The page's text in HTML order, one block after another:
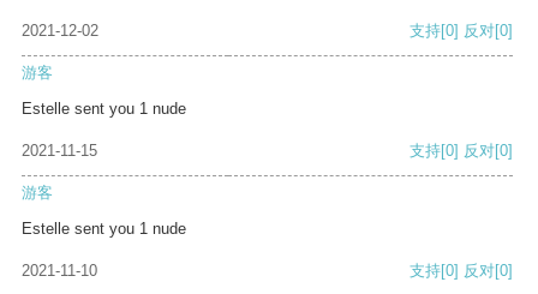
2021-12-02 支持[0] 反对[0]
游客
Estelle sent you 1 nude
2021-11-15 支持[0] 反对[0]
游客
Estelle sent you 1 nude
2021-11-10 支持[0] 反对[0]